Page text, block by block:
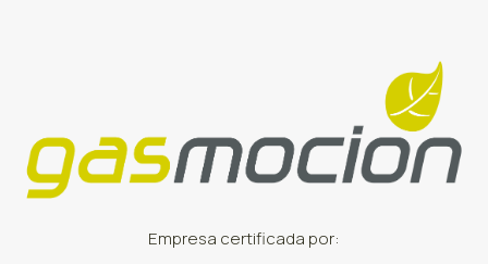
Empresa certificada por: